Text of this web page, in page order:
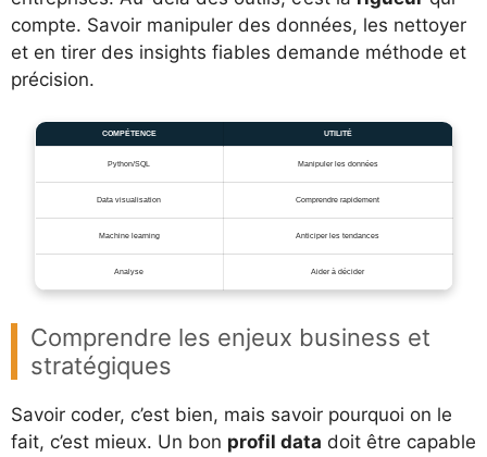
compte. Savoir manipuler des données, les nettoyer
et en tirer des insights fiables demande méthode et
précision.
COMPÉTENCE UTILITÉ
Python/SQL Manipuler les données
Data visualisation Comprendre rapidement
Machine learning Anticiper les tendances
Analyse Aider à décider
Comprendre les enjeux business et
stratégiques
Savoir coder, c’est bien, mais savoir pourquoi on le
fait, c’est mieux. Un bon profil data doit être capable